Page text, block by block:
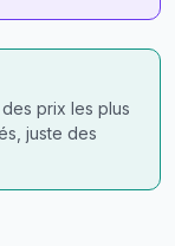
prix les plus
juste des